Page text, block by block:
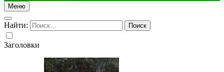
Меню
Найти:
Заголовки